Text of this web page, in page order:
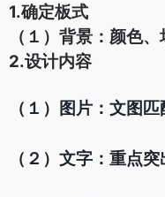
1.确定板式
（１）背景：颜色
2.设计内容
（１）图片：文图匹
（２）文字：重点